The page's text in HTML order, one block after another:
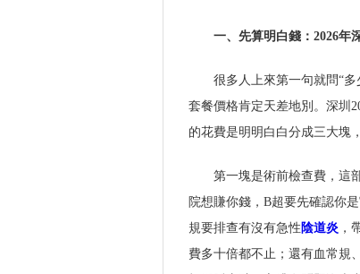
一、先算明白錢：2026年
很多人上來第一句就問“
套餐價格肯定天差地別。深圳
的花費是明明白白分成三大塊
第一塊是術前檢查費，這
院想賺你錢，B超要先確認你
規要排查有沒有急性 陰道炎，
費多十倍都不止；還有血常規